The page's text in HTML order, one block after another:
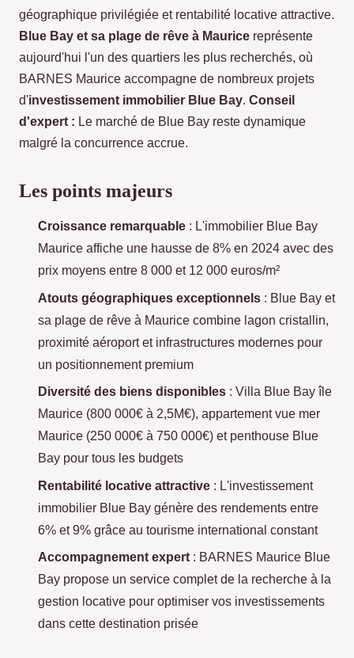
géographique privilégiée et rentabilité locative attractive.
Blue Bay et sa plage de rêve à Maurice représente
aujourd'hui l'un des quartiers les plus recherchés, où
BARNES Maurice accompagne de nombreux projets
d'investissement immobilier Blue Bay. Conseil
d'expert : Le marché de Blue Bay reste dynamique
malgré la concurrence accrue.
Les points majeurs
Croissance remarquable : L'immobilier Blue Bay
Maurice affiche une hausse de 8% en 2024 avec des
prix moyens entre 8 000 et 12 000 euros/m²
Atouts géographiques exceptionnels : Blue Bay et
sa plage de rêve à Maurice combine lagon cristallin,
proximité aéroport et infrastructures modernes pour
un positionnement premium
Diversité des biens disponibles : Villa Blue Bay île
Maurice (800 000€ à 2,5M€), appartement vue mer
Maurice (250 000€ à 750 000€) et penthouse Blue
Bay pour tous les budgets
Rentabilité locative attractive : L'investissement
immobilier Blue Bay génère des rendements entre
6% et 9% grâce au tourisme international constant
Accompagnement expert : BARNES Maurice Blue
Bay propose un service complet de la recherche à la
gestion locative pour optimiser vos investissements
dans cette destination prisée